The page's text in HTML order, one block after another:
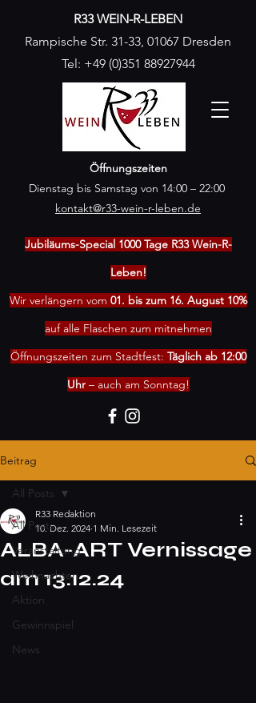
Öffnungszeiten
Dienstag bis Samstag von 14:00 – 22:00
kontakt@r33-wein-r-leben.de
R33 WEIN-R-LEBEN
Rampische Str. 31-33, 01067 Dresden
Tel: +49 (0)351 88927944
Jubiläums-Special 1000 Tage R33 Wein-R-
Leben!
Wir verlängern vom 01. bis zum 16. August 10%
auf alle Flaschen zum mitnehmen
Öffnungszeiten zum Stadtfest: Täglich ab 12:00
Uhr– auch am Sonntag!
Beitrag
All Posts
Veranstaltung
Weihnachten
Aktion
Gewinnspiel
News
All Posts
ALBA-ART Vernissage
am 13.12.24
R33 Redaktion
10. Dez. 2024 1 Min. Lesezeit